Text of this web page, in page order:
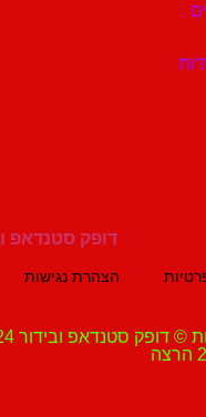
הצהרת נגישות
ובידור 2014-2024.